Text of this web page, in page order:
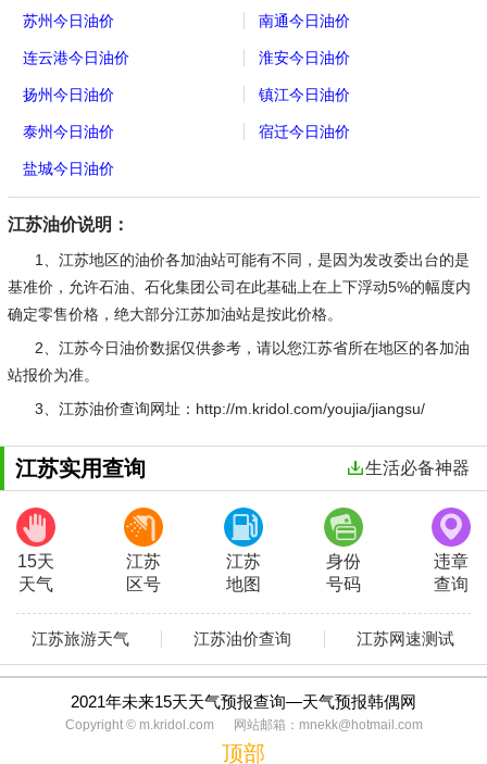
苏州今日油价 南通今日油价
连云港今日油价 淮安今日油价
扬州今日油价 镇江今日油价
泰州今日油价 宿迁今日油价
盐城今日油价
江苏油价说明：
1、江苏地区的油价各加油站可能有不同，是因为发改委出台的是
基准价，允许石油、石化集团公司在此基础上在上下浮动5%的幅度内
确定零售价格，绝大部分江苏加油站是按此价格。
2、江苏今日油价数据仅供参考，请以您江苏省所在地区的各加油
站报价为准。
3、江苏油价查询网址：http://m.kridol.com/youjia/jiangsu/
江苏实用查询 生活必备神器
15天
天气
江苏
区号
江苏
地图
身份
号码
违章
查询
江苏旅游天气 江苏油价查询 江苏网速测试
2021年未来15天天气预报查询—天气预报韩偶网
Copyright © m.kridol.com 网站邮箱：mnekk@hotmail.com
顶部